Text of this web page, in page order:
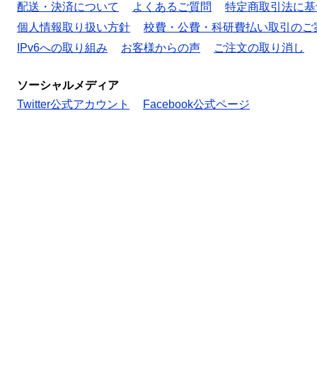
配送・決済について
よくあるご質問
特定商取引法に
個人情報取り扱い方針
校費・公費・科研費払い取引のご
IPv6への取り組み
お客様からの声 ご注文の取り消し
ソーシャルメディア
Twitter公式アカウント
Facebook公式ページ